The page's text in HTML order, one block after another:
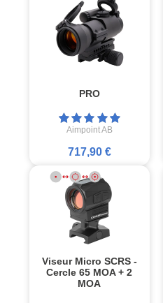
PRO
Aimpoint AB
717,90 €
Viseur Micro SCRS -
Cercle 65 MOA + 2
MOA